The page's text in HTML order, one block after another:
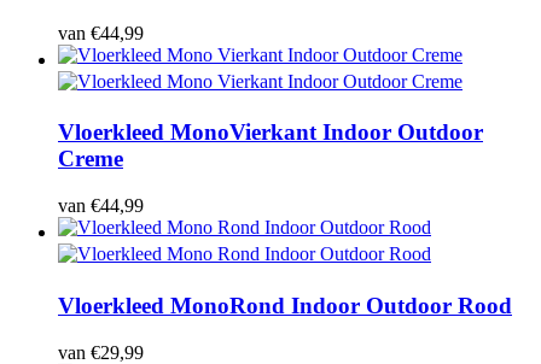
van €44,99
Vloerkleed MonoVierkant Indoor Outdoor
Creme
van €44,99
Vloerkleed MonoRond Indoor Outdoor Rood
van €29,99